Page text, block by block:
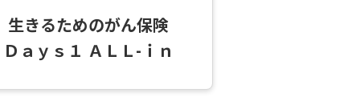
生きるためのがん保険
Ｄａｙｓ１ ＡＬＬ-ｉｎ